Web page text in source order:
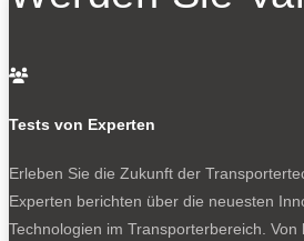
0

Tests von Experten
Erleben Sie die Zukunft der
Experten berichten über die neuesten
Technologien im Transporterbereich.